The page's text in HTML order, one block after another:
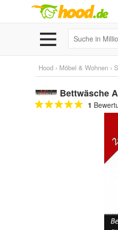
Hood › Möbel & Wohnen ›
Bettwäsche
1